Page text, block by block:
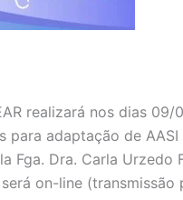
realizará nos dias 09/
para adaptação de AASI
Fga. Dra. Carla Urzedo
on-line (transmissão